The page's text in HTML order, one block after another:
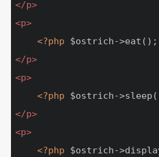
</p>
<p>
<?php $ostrich->eat();
</p>
<p>
<?php $ostrich-
</p>
<p>
<?php $ostrich-